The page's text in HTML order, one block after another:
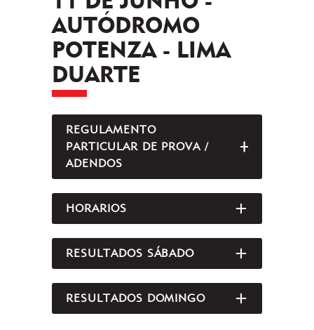
AUTÓDROMO
POTENZA - LIMA
DUARTE
REGULAMENTO
PARTICULAR DE PROVA /
ADENDOS
HORARIOS
RESULTADOS SÁBADO
RESULTADOS DOMINGO